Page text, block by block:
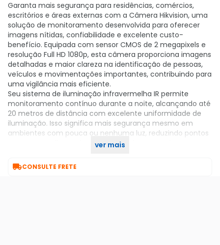
Garanta mais segurança para residências, comércios,
escritórios e áreas externas com a Câmera Hikvision, uma
solução de monitoramento desenvolvida para oferecer
imagens nítidas, confiabilidade e excelente custo-
benefício. Equipada com sensor CMOS de 2 megapixels e
resolução Full HD 1080p, esta câmera proporciona imagens
detalhadas e maior clareza na identificação de pessoas,
veículos e movimentações importantes, contribuindo para
uma vigilância mais eficiente.
Seu sistema de iluminação infravermelha IR permite
monitoramento contínuo durante a noite, alcançando até
20 metros de distância com excelente uniformidade de
iluminação. Isso significa mais segurança mesmo em
ambientes com pouca ou nenhuma luz, reduzindo pontos
escuros e melhorando a qualidade das gravações
ver mais
CONSULTE FRETE